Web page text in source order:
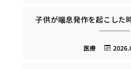
子供が喘息発作を起こした
医療